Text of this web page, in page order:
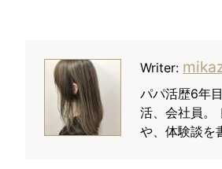
Writer:
パパ活歴6年
活、会社員。
や、体験談を